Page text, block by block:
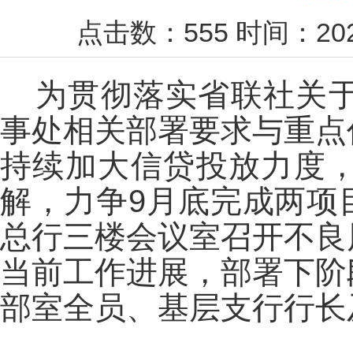
点击数： 555 时间：
为贯彻落实省联社关
事处相关部署要求与重
持续加大信贷投放力度
解，力争9月底完成两项
总行三楼会议室召开不
当前工作进展，部署下
部室全员、基层支行行